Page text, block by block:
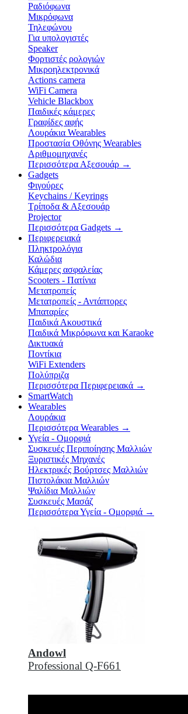
Ραδιόφωνα
Μικρόφωνα
Τηλεφώνου
Για υπολογιστές
Speaker
Φορτιστές ρολογιών
Μικροηλεκτρονικά
Actions camera
WiFi Camera
Vehicle Blackbox
Παιδικές κάμερες
Γραφίδες αφής
Λουράκια Wearables
Προστασία Οθόνης Wearables
Αριθμομηχανές
Περισσότερα Αξεσουάρ →
Gadgets
Φιγούρες
Keychains / Keyrings
Τρίποδα & Αξεσουάρ
Projector
Περισσότερα Gadgets →
Περιφερειακά
Πληκτρολόγια
Καλώδια
Κάμερες ασφαλείας
Scooters - Πατίνια
Μετατροπείς
Μετατροπείς - Αντάπτορες
Μπαταρίες
Παιδικά Ακουστικά
Παιδικά Μικρόφωνα και Karaoke
Δικτυακά
Ποντίκια
WiFi Extenders
Πολύπριζα
Περισσότερα Περιφερειακά →
SmartWatch
Wearables
Λουράκια
Περισσότερα Wearables →
Υγεία - Ομορφιά
Συσκευές Περιποίησης Μαλλιών
Ξυριστικές Μηχανές
Ηλεκτρικές Βούρτσες Μαλλιών
Πιστολάκια Μαλλιών
Ψαλίδια Μαλλιών
Συσκευές Μασάζ
Περισσότερα Υγεία - Ομορφιά →
Andowl
Professional Q-F661